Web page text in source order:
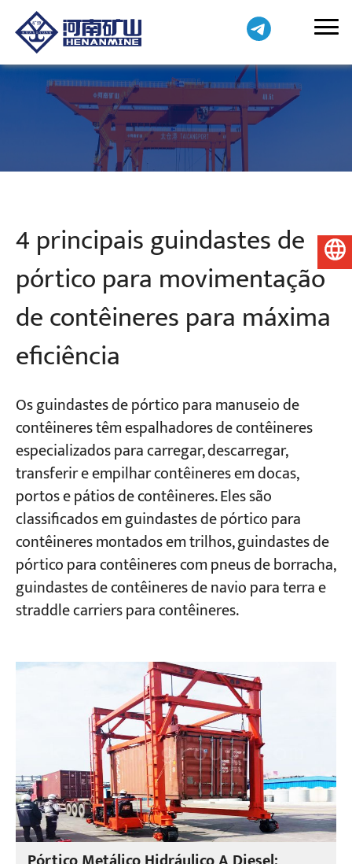
Notícias
Aplicações
Sobre nós
Contate-nos
4 principais guindastes de
pórtico para movimentação
de contêineres para máxima
eficiência
Os guindastes de pórtico para manuseio de
contêineres têm espalhadores de contêineres
especializados para carregar, descarregar,
transferir e empilhar contêineres em docas,
portos e pátios de contêineres. Eles são
classificados em guindastes de pórtico para
contêineres montados em trilhos, guindastes de
pórtico para contêineres com pneus de borracha,
guindastes de contêineres de navio para terra e
straddle carriers para contêineres.
Português do Brasil